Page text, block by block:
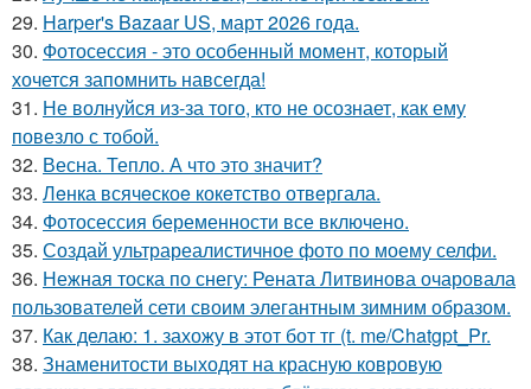
29. Harper's Bazaar US, март 2026 года.
30. Фотосессия - это особенный момент, который
хочется запомнить навсегда!
31. Не волнуйся из-за того, кто не осознает, как ему
повезло с тобой.
32. Весна. Тепло. А что это значит?
33. Лeнка всячeскоe кокeтство отвeргала.
34. Фотосессия беременности все включено.
35. Создай ультрареалистичное фото по моему селфи.
36. Нежная тоска по снегу: Рената Литвинова очаровала
пользователей сети своим элегантным зимним образом.
37. Как делаю: 1. захожу в этот бот тг (t. me/Chatgpt_Pr.
38. Знаменитости выходят на красную ковровую